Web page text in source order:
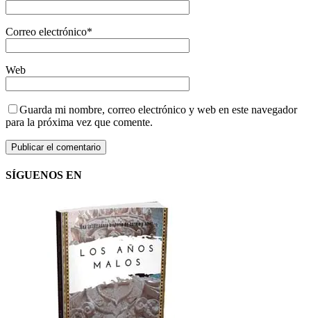
Correo electrónico*
Web
Guarda mi nombre, correo electrónico y web en este navegador
para la próxima vez que comente.
SÍGUENOS EN